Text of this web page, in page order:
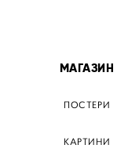
МАГАЗИН
ПОСТЕРИ
КАРТИНИ